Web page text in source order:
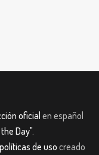
oficialen español
Day".
políticas de uso creado